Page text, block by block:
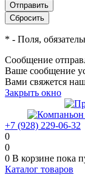
* - Поля,
Сообщение
Ваше сообщение
Вами свяжется
Закрыть окно
+7 (928) 229-06-32
0
0
0 В корзине пока
Каталог товаров